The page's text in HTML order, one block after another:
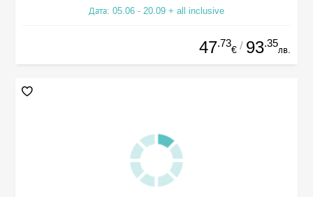
Дата: 05.06 - 20.09 + all inclusive
47.73
€ / 93.35
лв.